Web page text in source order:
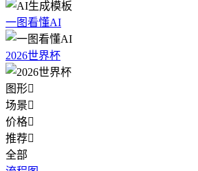
一图看懂AI
2026世界杯
图形
场景
价格
推荐
全部